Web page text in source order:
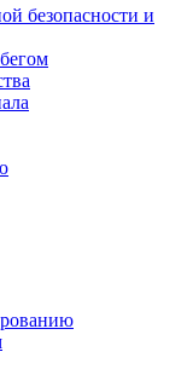
безопасности и